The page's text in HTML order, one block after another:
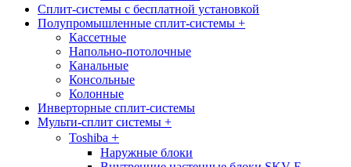
Сплит-системы с бесплатной установкой
Полупромышленные сплит-системы +
Кассетные
Напольно-потолочные
Канальные
Консольные
Колонные
Инверторные сплит-системы
Мульти-сплит системы +
Toshiba +
Наружные блоки